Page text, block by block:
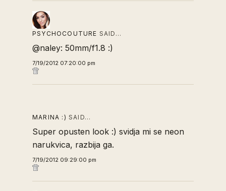
PSYCHOCOUTURE SAID…
@naley: 50mm/f1.8 :)
7/19/2012 07:20:00 pm
MARINA :) SAID…
Super opusten look :) svidja mi se neon
narukvica, razbija ga.
7/19/2012 09:29:00 pm